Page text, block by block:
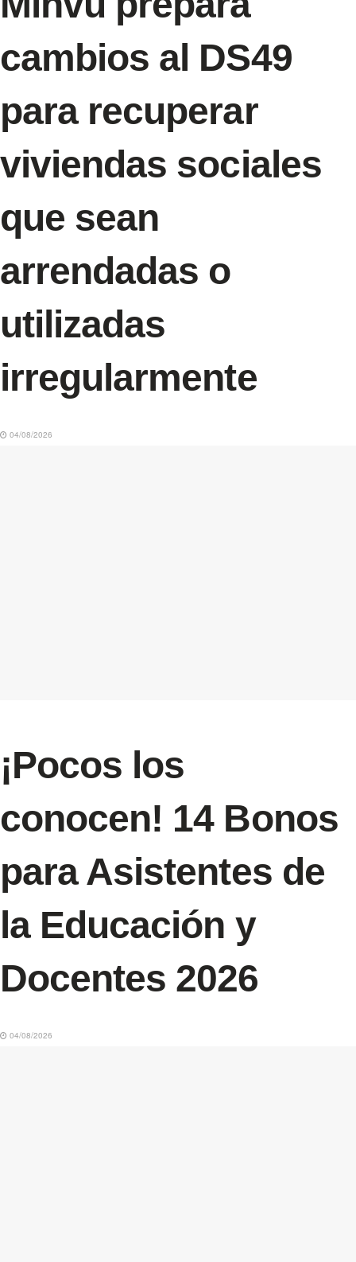
cambios al DS49
para recuperar
viviendas sociales
que sean
arrendadas o
utilizadas
irregularmente
04/08/2026
¡Pocos los
conocen! 14 Bonos
para Asistentes de
la Educación y
Docentes 2026
04/08/2026